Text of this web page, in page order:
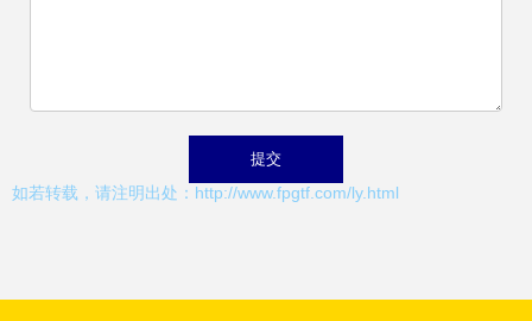
如若转载，请注明出处：http://www.fpgtf.com/ly.html